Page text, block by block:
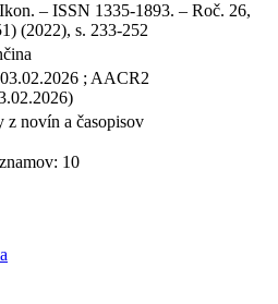
– ISSN 1335-1893. – Roč. 26,
(2022), s. 233-252
; AACR2
z novín a časopisov
10